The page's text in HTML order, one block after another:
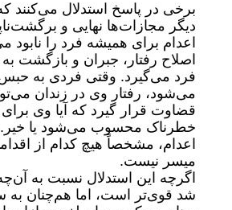
برخی در پاسخ استدلال می‌کنند
دیگر مجازات‌ها نهایی و
اعدام برای همیشه فرد را نابود
اصلاح رفتار، جبران و بازگشت به
فرد می‌گیرد. وقتی فردی به
می‌شود، رفتار وی در زندان
قضاوت قرار گیرد که آیا وی
خطرناک محسوب می‌شود یا خیر.
اعدام، مشخصاً هیچ کدام از
میسر نیست.
اگرچه این استدلال نسبت به
شد قوی‌تر است، اما هم‌چنان به